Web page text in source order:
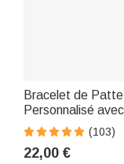
Bracelet de
Personnalisé
Souvenir pour
Compagnie Chien
(103)
22,00 €